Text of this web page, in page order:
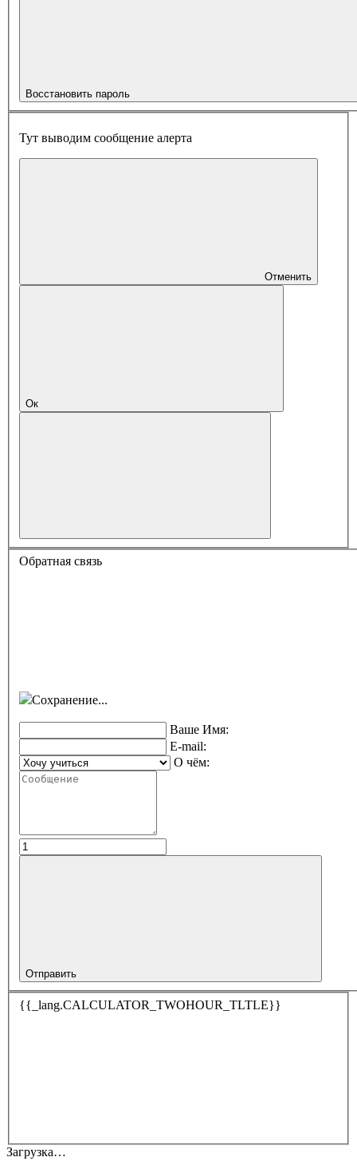
Восстановить пароль
Тут выводим сообщение алерта
Отменить
Ок
Обратная связь
Сохранение...
Ваше Имя:
E-mail:
О чём:
Отправить
{{_lang.CALCULATOR_TWOHOUR_TLTLE}}
Загрузка…